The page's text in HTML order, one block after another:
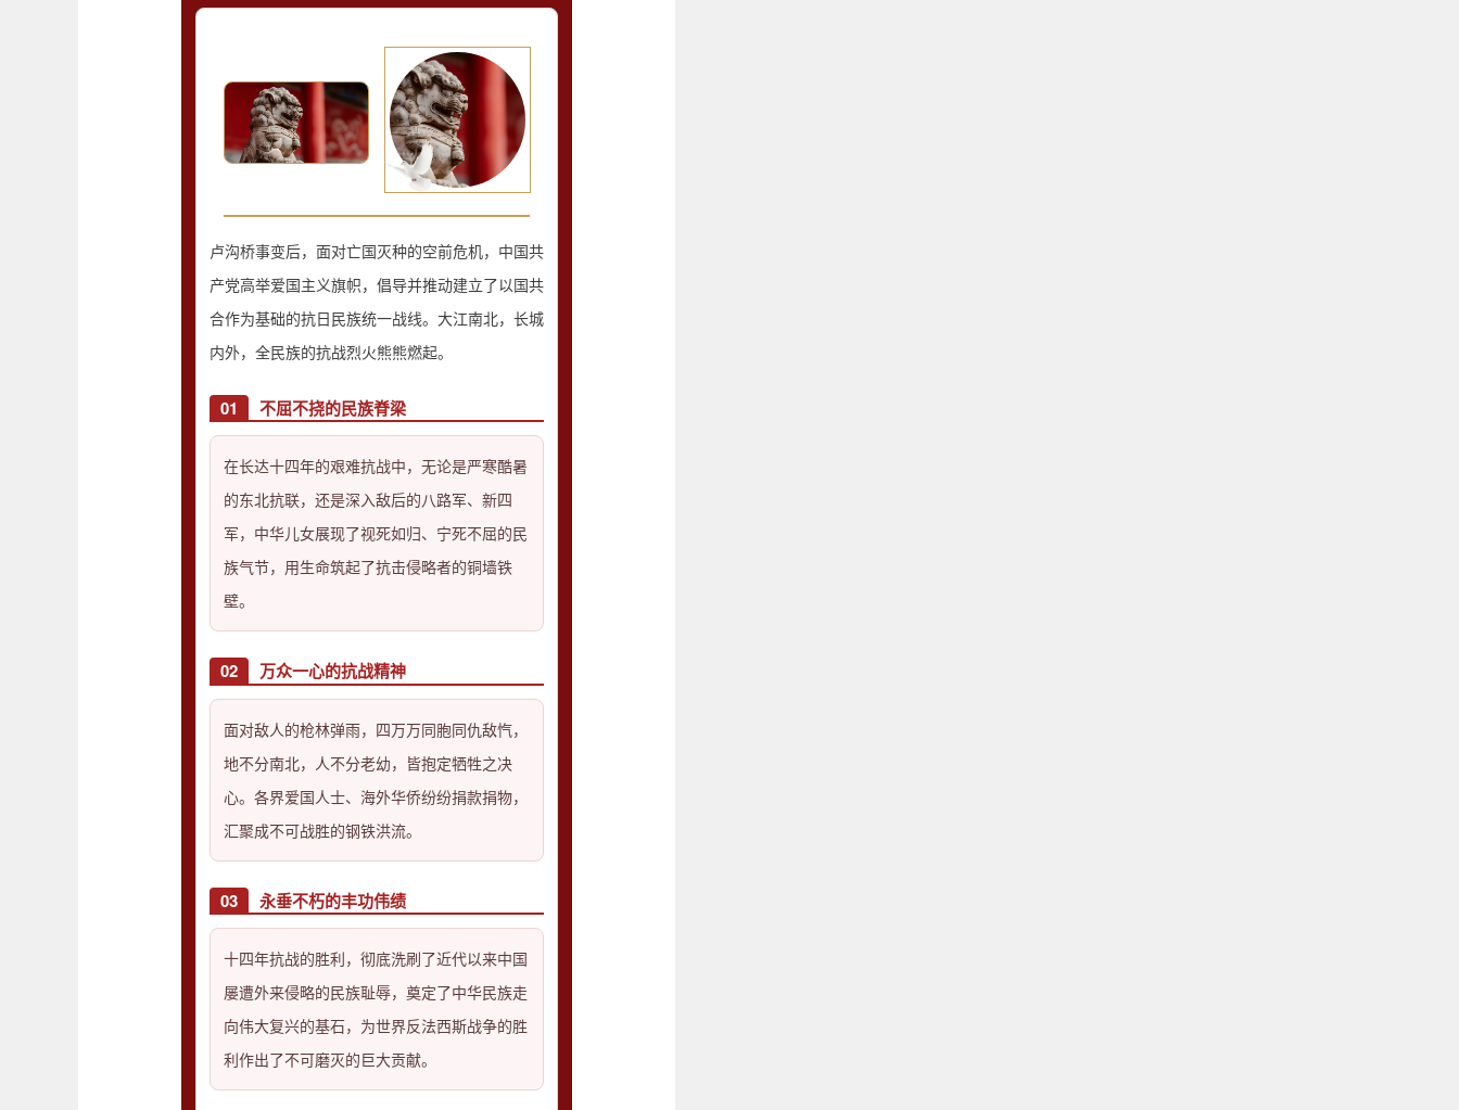
卢沟桥事变后，面对亡国灭种的空前危机，中国共
产党高举爱国主义旗帜，倡导并推动建立了以国共
合作为基础的抗日民族统一战线。大江南北，长城
内外，全民族的抗战烈火熊熊燃起。
01 不屈不挠的民族脊梁
在长达十四年的艰难抗战中，无论是严寒酷暑
的东北抗联，还是深入敌后的八路军、新四
军，中华儿女展现了视死如归、宁死不屈的民
族气节，用生命筑起了抗击侵略者的铜墙铁
壁。
02 万众一心的抗战精神
面对敌人的枪林弹雨，四万万同胞同仇敌忾，
地不分南北，人不分老幼，皆抱定牺牲之决
心。各界爱国人士、海外华侨纷纷捐款捐物，
汇聚成不可战胜的钢铁洪流。
03 永垂不朽的丰功伟绩
十四年抗战的胜利，彻底洗刷了近代以来中国
屡遭外来侵略的民族耻辱，奠定了中华民族走
向伟大复兴的基石，为世界反法西斯战争的胜
利作出了不可磨灭的巨大贡献。